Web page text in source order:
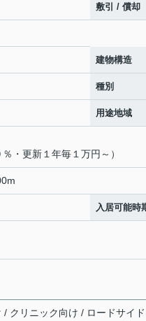
敷引 / 償却
建物構造
種別
用途地域
・更新１年毎１万円～）
入居可能時
クリニック向け / ロードサイ